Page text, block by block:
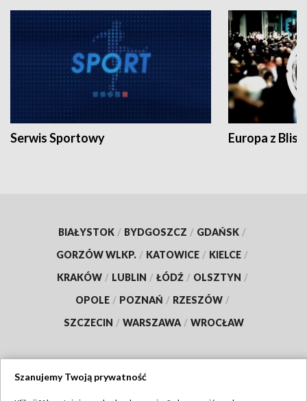
Serwis Sportowy Europa z
BIAŁYSTOK / BYDGOSZCZ / GDAŃSK /
GORZÓW WLKP. / KATOWICE / KIELCE /
KRAKÓW / LUBLIN / ŁÓDŹ / OLSZTYN /
OPOLE / POZNAŃ / RZESZÓW /
SZCZECIN / WARSZAWA / WROCŁAW
Szanujemy Twoją prywatność